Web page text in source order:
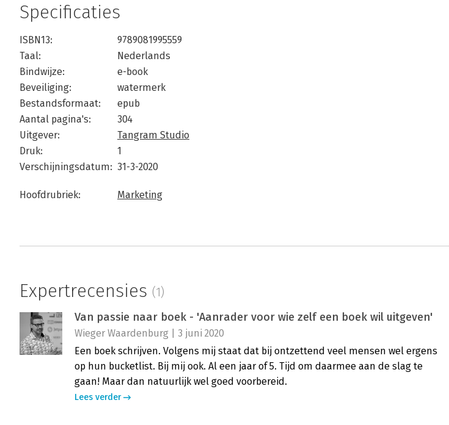
Specificaties
ISBN13:
9789081995559
Taal:
Nederlands
Bindwijze:
e-book
Beveiliging:
watermerk
Bestandsformaat:
epub
Aantal pagina's:
304
Uitgever:
Tangram Studio
Druk:
1
Verschijningsdatum: 31-3-2020
Hoofdrubriek: Marketing
Expertrecensies (1)
Van passie naar boek - 'Aanrader voor wie zelf een boek wil uitgeven'
Wieger Waardenburg | 3 juni 2020
Een boek schrijven. Volgens mij staat dat bij ontzettend veel mensen wel ergens
op hun bucketlist. Bij mij ook. Al een jaar of 5. Tijd om daarmee aan de slag te
gaan! Maar dan natuurlijk wel goed voorbereid.
Lees verder